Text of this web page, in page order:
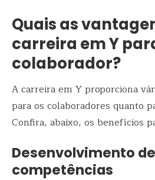
Quais as
carreira em Y
colaborador?
A carreira em Y proporciona
para os colaboradores quanto
Confira, abaixo, os benefícios
Desenvolvimento de
competências